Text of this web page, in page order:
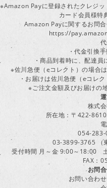
※Amazon Payに登録されたクレジ
カード会員様特
Amazon Payに関するお問合
https://
・代金引換
・商品到着時に、配達員
※佐川急便（eコレクト）の場合
・お届けは佐川急便（eコレ
※ご注文金額及びお届けの
株式
所在地：〒422-
054-283-
03-3899-3765 （
受付時間 月～金 9:00～18:00
FAX：
お問
お問い合わ